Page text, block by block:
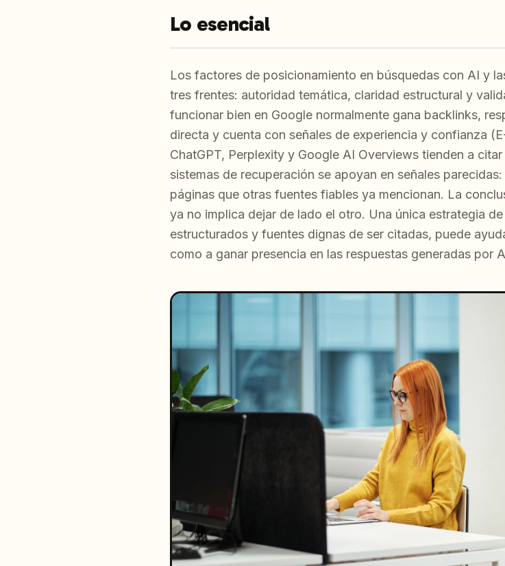
Lo esencial
Los factores de posicionamiento en búsquedas con AI y
tres frentes: autoridad temática, claridad estructural y
funcionar bien en Google normalmente gana backlinks,
directa y cuenta con señales de experiencia y confianza
ChatGPT, Perplexity y Google AI Overviews tienden a
sistemas de recuperación se apoyan en señales
páginas que otras fuentes fiables ya mencionan. La
ya no implica dejar de lado el otro. Una única estrategia
estructurados y fuentes dignas de ser citadas, puede
como a ganar presencia en las respuestas generadas por